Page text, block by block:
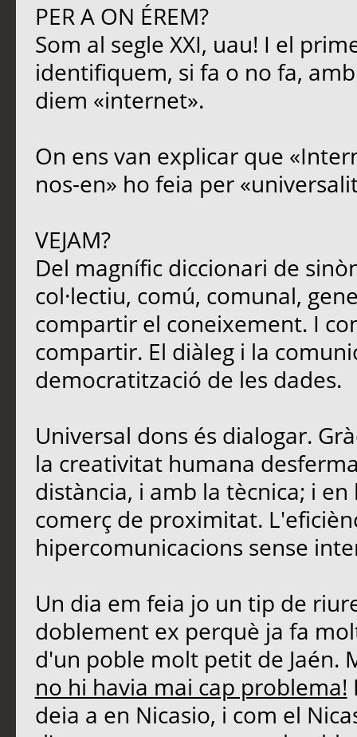
PER A ON ÉREM?
Som al segle XXI, uau! I el
identifiquem, si fa o no fa,
diem «internet».
On ens van explicar que
nos-en» ho feia per
VEJAM?
Del magnífic diccionari de
col·lectiu, comú, comunal,
compartir el coneixement. I
compartir. El diàleg i la
democratització de les dades.
Universal dons és dialogar.
la creativitat humana
distància, i amb la tècnica; i
comerç de proximitat.
hipercomunicacions sense
Un dia em feia jo un tip de
doblement ex perquè ja fa
d'un poble molt petit de Jaén.
no hi havia mai cap problema!
deia a en Nicasio, i com el